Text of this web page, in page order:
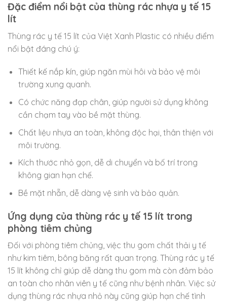
Đặc điểm nổi bật của thùng rác nhựa y tế 15
lít
Thùng rác y tế 15 lít của Việt Xanh Plastic có nhiều điểm
nổi bật đáng chú ý:
Thiết kế nắp kín, giúp ngăn mùi hôi và bảo vệ môi
trường xung quanh.
Có chức năng đạp chân, giúp người sử dụng không
cần chạm tay vào bề mặt thùng.
Chất liệu nhựa an toàn, không độc hại, thân thiện với
môi trường.
Kích thước nhỏ gọn, dễ di chuyển và bố trí trong
không gian hạn chế.
Bề mặt nhẵn, dễ dàng vệ sinh và bảo quản.
Ứng dụng của thùng rác y tế 15 lít trong
phòng tiêm chủng
Đối với phòng tiêm chủng, việc thu gom chất thải y tế
như kim tiêm, bông băng rất quan trọng. Thùng rác y tế
15 lít không chỉ giúp dễ dàng thu gom mà còn đảm bảo
an toàn cho nhân viên y tế cũng như bệnh nhân. Việc sử
dụng thùng rác nhựa nhỏ này cũng giúp hạn chế tình